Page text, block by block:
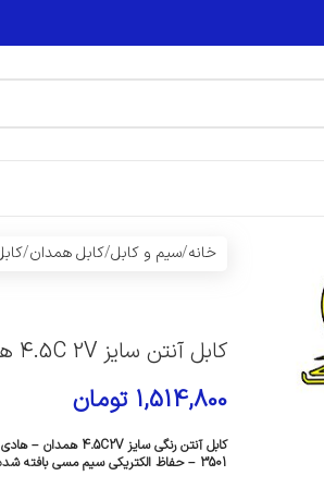
خانه سیم و کابل کابل همدان
کابل آنتن سایز ۴.5C 2V همدان
1,514,800 تومان
3501 – حفاظ الکتریکی سیم مسی بافته شده – کاربرد در تجهیزات فرستنده و گیرنده